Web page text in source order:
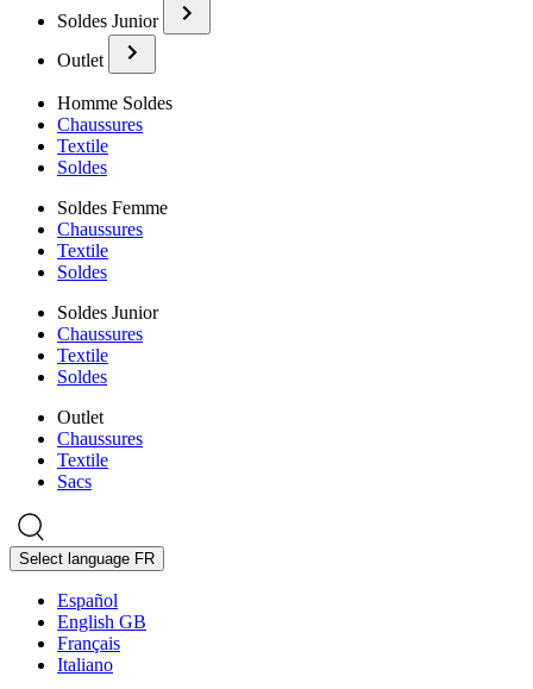
Soldes Junior
Outlet
Homme Soldes
Chaussures
Textile
Soldes
Soldes Femme
Chaussures
Textile
Soldes
Soldes Junior
Chaussures
Textile
Soldes
Outlet
Chaussures
Textile
Sacs
Select language FR
Español
English GB
Français
Italiano